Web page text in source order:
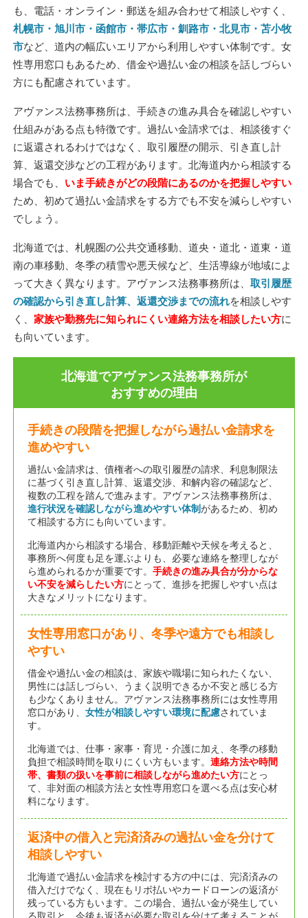
も、電話・オンライン・郵送を組み合わせて相談しやすく、
札幌市・旭川市・函館市・帯広市・釧路市・北見市・苫小牧
市など、道内の幅広いエリアから利用しやすい体制です。女
性専用窓口もあるため、借金や過払い金の相談を話しづらい
方にも配慮されています。
アヴァンス法務事務所は、手続きの進み具合を確認しやすい
仕組みがある点も特徴です。過払い金請求では、相談後すぐ
に返還されるわけではなく、取引履歴の開示、引き直し計
算、返還交渉などの工程があります。北海道内から相談する
場合でも、 いま手続きがどの段階にあるのかを把握しやすい
ため、初めて過払い金請求をする方でも不安を減らしやすい
でしょう。
北海道では、札幌圏の公共交通移動、道央・道北・道東・道
南の車移動、冬季の積雪や悪天候など、生活導線が地域によ
って大きく異なります。アヴァンス法務事務所は、 取引履歴
の確認から引き直し計算、返還交渉までの流れを相談しやす
く、 家族や勤務先に知られにくい連絡方法を相談したい方に
も向いています。
北海道でアヴァンス法務事務所が
おすすめの理由
手続きの段階を把握しながら過払い金請求を
進めやすい
過払い金請求は、債権者への取引履歴の請求、利息制限法
に基づく引き直し計算、返還交渉、和解内容の確認など、
複数の工程を踏んで進みます。アヴァンス法務事務所は、
進行状況を確認しながら進めやすい体制があるため、初め
て相談する方にも向いています。
北海道内から相談する場合、移動距離や天候を考えると、
事務所へ何度も足を運ぶよりも、必要な連絡を整理しなが
ら進められるかが重要です。 手続きの進み具合が分からな
い不安を減らしたい方にとって、進捗を把握しやすい点は
大きなメリットになります。
女性専用窓口があり、冬季や遠方でも相談し
やすい
借金や過払い金の相談は、家族や職場に知られたくない、
男性には話しづらい、うまく説明できるか不安と感じる方
も少なくありません。アヴァンス法務事務所には女性専用
窓口があり、 女性が相談しやすい環境に配慮されていま
す。
北海道では、仕事・家事・育児・介護に加え、冬季の移動
負担で相談時間を取りにくい方もいます。 連絡方法や時間
帯、書類の扱いを事前に相談しながら進めたい方にとっ
て、非対面の相談方法と女性専用窓口を選べる点は安心材
料になります。
返済中の借入と完済済みの過払い金を分けて
相談しやすい
北海道で過払い金請求を検討する方の中には、完済済みの
借入だけでなく、現在もリボ払いやカードローンの返済が
残っている方もいます。この場合、過払い金が発生してい